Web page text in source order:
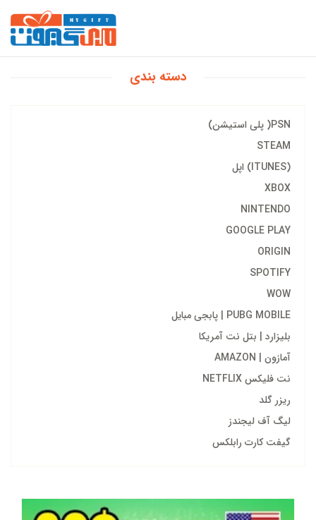
دسته بندی
PSN( پلی استیشن)
STEAM
(ITUNES) اپل
XBOX
NINTENDO
GOOGLE PLAY
ORIGIN
SPOTIFY
WOW
PUBG MOBILE | پابجی مبایل
بلیزارد | بتل نت آمریکا
آمازون | AMAZON
نت فلیکس NETFLIX
ریزر گلد
لیگ آف لیجندز
گیفت کارت رابلکس